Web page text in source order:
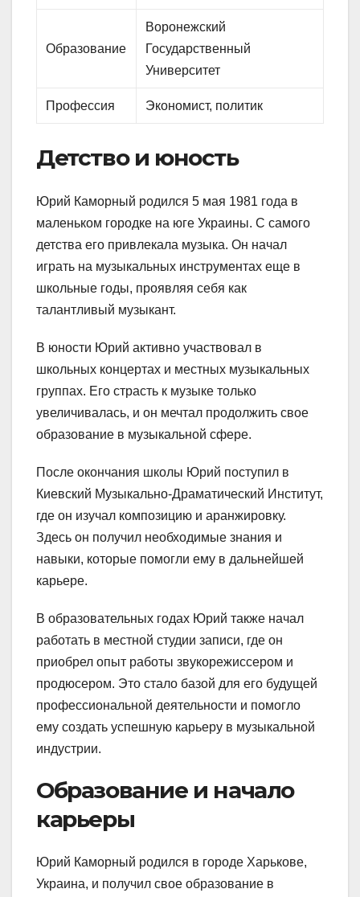
Образование
Воронежский
Государственный
Университет
Профессия Экономист, политик
Детство и юность
Юрий Каморный родился 5 мая 1981 года в
маленьком городке на юге Украины. С самого
детства его привлекала музыка. Он начал
играть на музыкальных инструментах еще в
школьные годы, проявляя себя как
талантливый музыкант.
В юности Юрий активно участвовал в
школьных концертах и местных музыкальных
группах. Его страсть к музыке только
увеличивалась, и он мечтал продолжить свое
образование в музыкальной сфере.
После окончания школы Юрий поступил в
Киевский Музыкально-Драматический Институт,
где он изучал композицию и аранжировку.
Здесь он получил необходимые знания и
навыки, которые помогли ему в дальнейшей
карьере.
В образовательных годах Юрий также начал
работать в местной студии записи, где он
приобрел опыт работы звукорежиссером и
продюсером. Это стало базой для его будущей
профессиональной деятельности и помогло
ему создать успешную карьеру в музыкальной
индустрии.
Образование и начало
карьеры
Юрий Каморный родился в городе Харькове,
Украина, и получил свое образование в